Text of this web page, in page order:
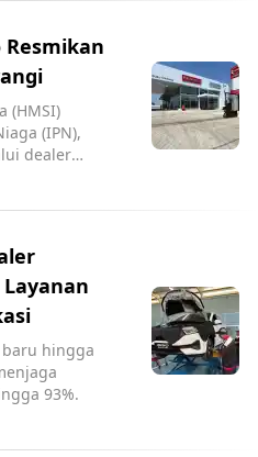
(HMSI)
(IPN),
dealer
Timur.
hingga
93%.